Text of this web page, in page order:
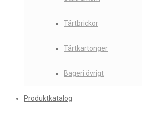
Tårtbrickor
Tårtkartonger
Bageri övrigt
Produktkatalog